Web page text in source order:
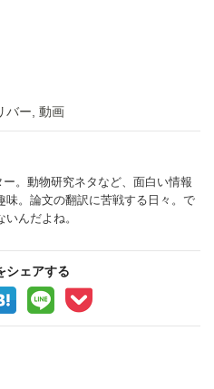
バー 動画
。動物研究ネタなど、面白い情報
味。論文の翻訳に苦戦する日々。で
んだよね。
シェアする